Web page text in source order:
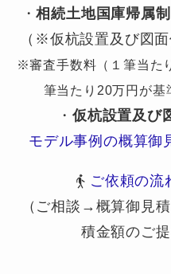
・相続土地国庫帰属
（※仮杭設置及び図
※審査手数料（１筆当た
筆当たり20万円が基
・ 仮杭設置及び
モデル事例の概算御
ご依頼の流
（ご相談→概算御見
積金額のご